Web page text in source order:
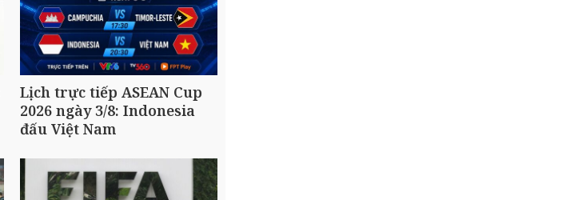
Lịch trực tiếp ASEAN Cup
2026 ngày 3/8: Indonesia
đấu Việt Nam